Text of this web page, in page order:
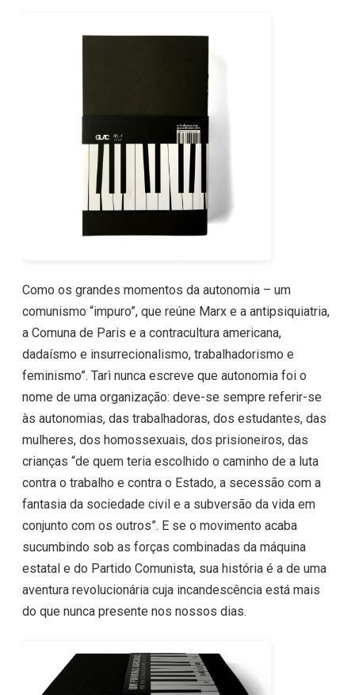
Como os grandes momentos da autonomia – um
comunismo “impuro”, que reúne Marx e a antipsiquiatria,
a Comuna de Paris e a contracultura americana,
dadaísmo e insurrecionalismo, trabalhadorismo e
feminismo”. Tarì nunca escreve que autonomia foi o
nome de uma organização: deve-se sempre referir-se
às autonomias, das trabalhadoras, dos estudantes, das
mulheres, dos homossexuais, dos prisioneiros, das
crianças “de quem teria escolhido o caminho de a luta
contra o trabalho e contra o Estado, a secessão com a
fantasia da sociedade civil e a subversão da vida em
conjunto com os outros”. E se o movimento acaba
sucumbindo sob as forças combinadas da máquina
estatal e do Partido Comunista, sua história é a de uma
aventura revolucionária cuja incandescência está mais
do que nunca presente nos nossos dias.